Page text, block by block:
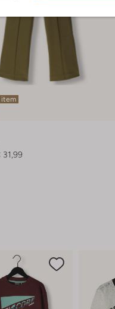
item
31,99